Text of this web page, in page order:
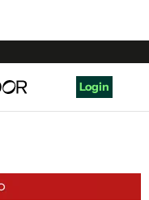
Login